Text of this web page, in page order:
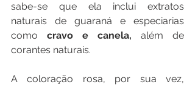
sabe-se que ela inclui extratos
naturais de guaraná e especiarias
como cravo e canela, além de
corantes naturais.
A coloração rosa, por sua vez,